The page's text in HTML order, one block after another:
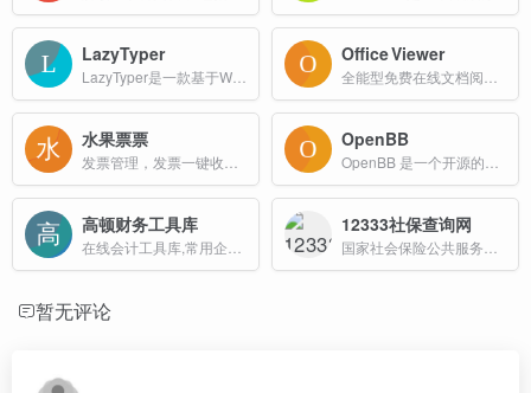
LazyTyper Office Viewer
水果票票 OpenBB
高顿财务工具库 12333社保查询网
暂无评论